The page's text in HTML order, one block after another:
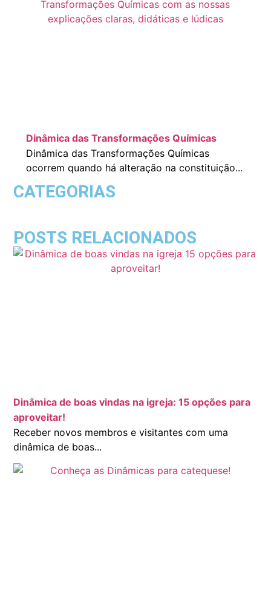
Dinâmica das Transformações Químicas
Dinâmica das Transformações Químicas
ocorrem quando há alteração na constituição...
CATEGORIAS
POSTS RELACIONADOS
Dinâmica de boas vindas na igreja: 15 opções para
aproveitar!
Receber novos membros e visitantes com uma
dinâmica de boas...